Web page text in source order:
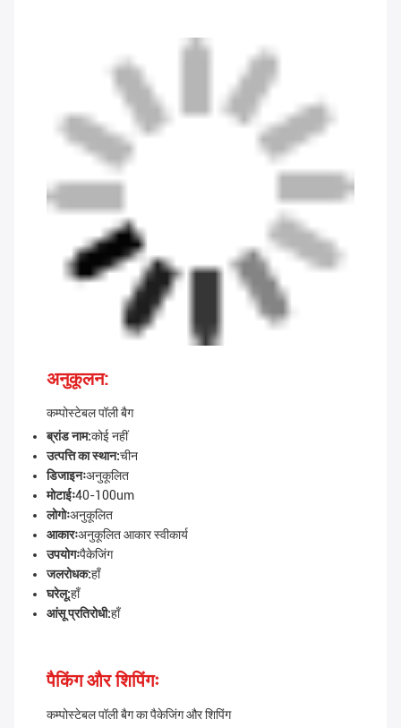
अनुकूलन:
कम्पोस्टेबल पॉली बैग
ब्रांड नाम:कोई नहीं
उत्पत्ति का स्थान:चीन
डिजाइनःअनुकूलित
मोटाईः40-100um
लोगोःअनुकूलित
आकारःअनुकूलित आकार स्वीकार्य
उपयोगःपैकेजिंग
जलरोधक:हाँ
घरेलू:हाँ
आंसू प्रतिरोधी:हाँ
पैकिंग और शिपिंगः
कम्पोस्टेबल पॉली बैग का पैकेजिंग और शिपिंग